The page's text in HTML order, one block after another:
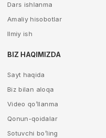
Dars ishlanma
Amaliy hisobotlar
Ilmiy ish
BIZ HAQIMIZDA
Sayt haqida
Biz bilan aloqa
Video qo’llanma
Qonun-qoidalar
Sotuvchi bo’ling